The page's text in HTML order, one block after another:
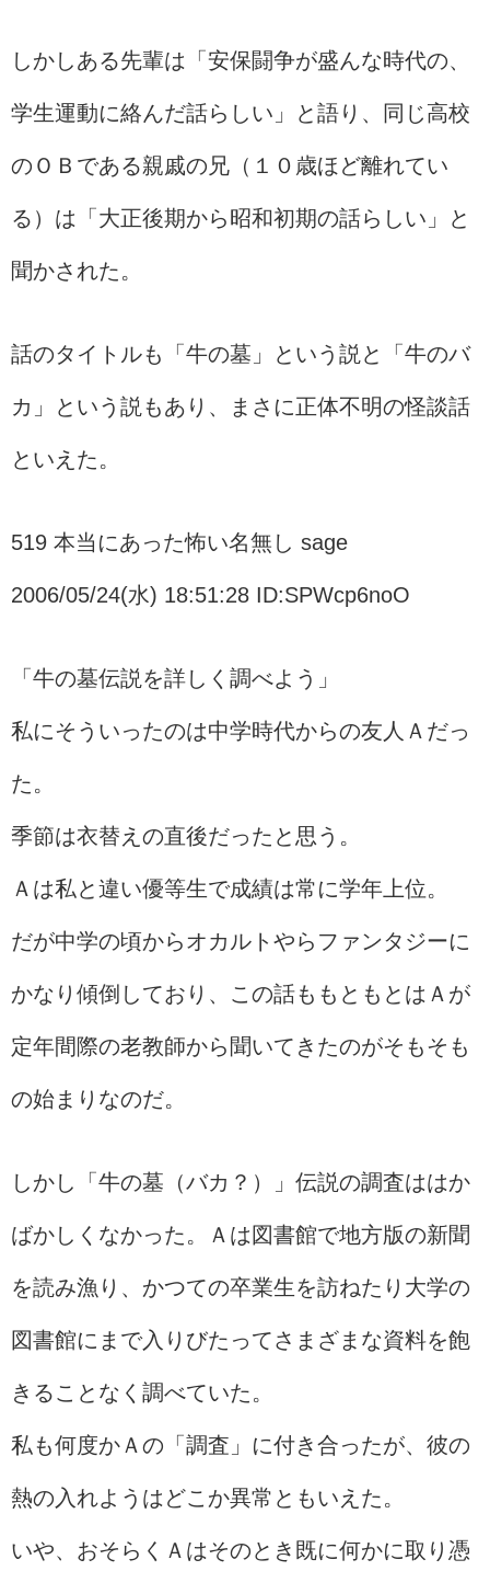
しかしある先輩は「安保闘争が盛んな時代の、
学生運動に絡んだ話らしい」と語り、同じ高校
のＯＢである親戚の兄（１０歳ほど離れてい
る）は「大正後期から昭和初期の話らしい」と
聞かされた。
話のタイトルも「牛の墓」という説と「牛のバ
カ」という説もあり、まさに正体不明の怪談話
といえた。
519 本当にあった怖い名無し sage
2006/05/24(水) 18:51:28 ID:SPWcp6noO
「牛の墓伝説を詳しく調べよう」
私にそういったのは中学時代からの友人Ａだっ
た。
季節は衣替えの直後だったと思う。
Ａは私と違い優等生で成績は常に学年上位。
だが中学の頃からオカルトやらファンタジーに
かなり傾倒しており、この話ももともとはＡが
定年間際の老教師から聞いてきたのがそもそも
の始まりなのだ。
しかし「牛の墓（バカ？）」伝説の調査ははか
ばかしくなかった。Ａは図書館で地方版の新聞
を読み漁り、かつての卒業生を訪ねたり大学の
図書館にまで入りびたってさまざまな資料を飽
きることなく調べていた。
私も何度かＡの「調査」に付き合ったが、彼の
熱の入れようはどこか異常ともいえた。
いや、おそらくＡはそのとき既に何かに取り憑